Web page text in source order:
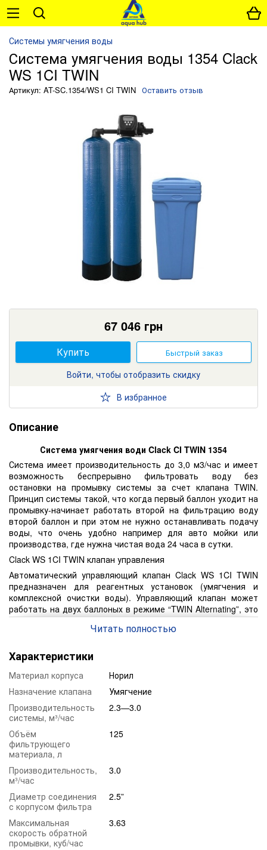
Системы умягчения воды
Система умягчения воды 1354 Clack
WS 1CI TWIN
Артикул: AT-SC.1354/WS1 CI TWIN Оставить отзыв
67 046 грн
Купить Быстрый заказ
Войти, чтобы отобразить скидку
В избранное
Описание
Система умягчения води Clack CI TWIN 1354
Система имеет производительность до 3,0 м3/час и имеет
возможность беспрерывно фильтровать воду без
остановки на промывку системы за счет клапана TWIN.
Принцип системы такой, что когда первый баллон уходит на
промывку-начинает работать второй на фильтрацию воду
второй баллон и при этом не нужно останавливать подачу
воды, что очень удобно например для авто мойки или
производства, где нужна чистая вода 24 часа в сутки.
Clack WS 1CI TWIN клапан управления
Автоматический управляющий клапан Clack WS 1CI TWIN
предназначен для реагентных установок (умягчения и
комплексной очистки воды). Управляющий клапан может
работать на двух баллоных в режиме “TWIN Alternating”, это
предусматривает то, что один корпус работает, а второй в
режиме регенерации или ожидания.
Надёжность конструкции и простота в управлении.
Возможность просматривать информации в “реальном
времени” о потоке воды и времени до следующей
регенерации.
Устанавливается на два баллоных корпуса.
Экономичность расхода электроэнергии.
Уникальная возможность проведения до 9 стадий
регенерации и их производительность.
Дисплей сигнализирует о технической неисправности
системы.
Устойчивость к реагентам.
Возможность просматривать сохраненную информацию
о работе фильтра.
Читать полностью
Характеристики
Материал корпуса
Норил
Назначение клапана
Умягчение
Производительность
системы, м³/час
2.3—3.0
Объём
фильтрующего
материала, л
125
Производительность,
м³/час
3.0
Диаметр соединения
с корпусом фильтра
2.5”
Максимальная
скорость обратной
промывки, куб/час
3.63